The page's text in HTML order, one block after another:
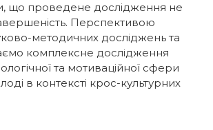
що проведене дослідження не
Перспективою
методичних досліджень та
комплексне дослідження
та мотиваційної сфери
в контексті крос-культурних